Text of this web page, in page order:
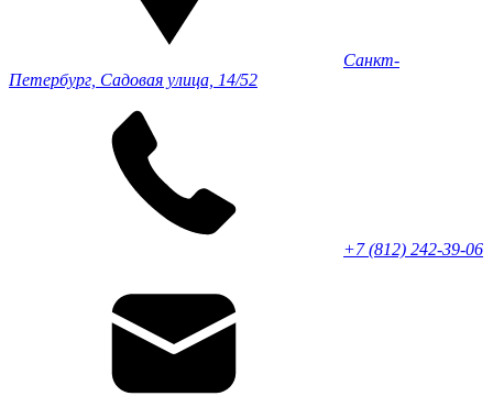
Санкт-
Петербург, Садовая улица, 14/52
+7 (812) 242-39-06